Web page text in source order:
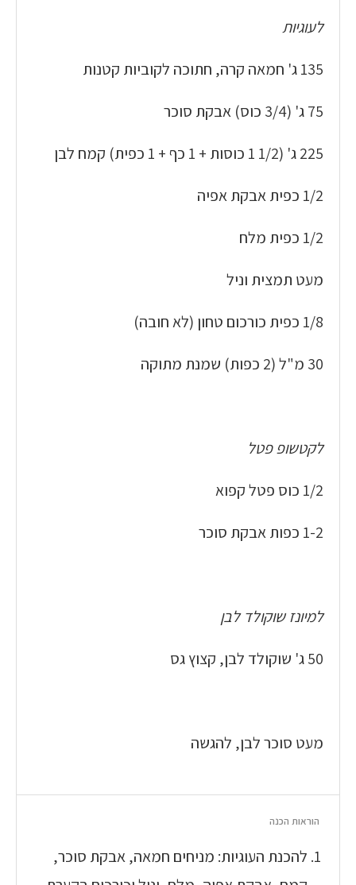
לעוגיות
135 ג' חמאה קרה, חתוכה לקוביות קטנות
75 ג' (3/4 כוס) אבקת סוכר
225 ג' (1/2 1 כוסות + 1 כף + 1 כפית) קמח לבן
1/2 כפית אבקת אפיה
1/2 כפית מלח
מעט תמצית וניל
1/8 כפית כורכום טחון (לא חובה)
30 מ"ל (2 כפות) שמנת מתוקה
לקטשופ פטל
1/2 כוס פטל קפוא
1-2 כפות אבקת סוכר
למיונז שוקולד לבן
50 ג' שוקולד לבן, קצוץ גס
מעט סוכר לבן, להגשה
הוראות הכנה
להכנת העוגיות: מניחים חמאה, אבקת סוכר,